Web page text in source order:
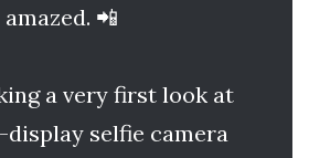
amazed. 📲
a very first look at
selfie camera